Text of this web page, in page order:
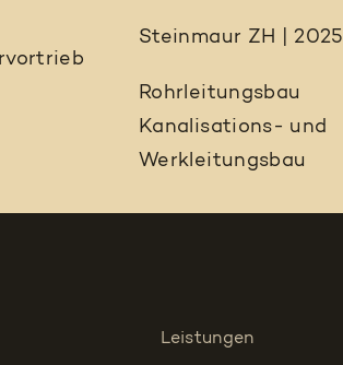
Steinmaur ZH | 2025
Rohrleitungsbau
Kanalisations- und
Werkleitungsbau
Leistungen